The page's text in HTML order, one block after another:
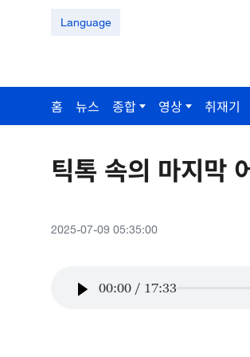
Language
홈 뉴스 종합 영상 취재기
틱톡 속의 마지막
2025-07-09 05:35:00
00:00 / 17:33